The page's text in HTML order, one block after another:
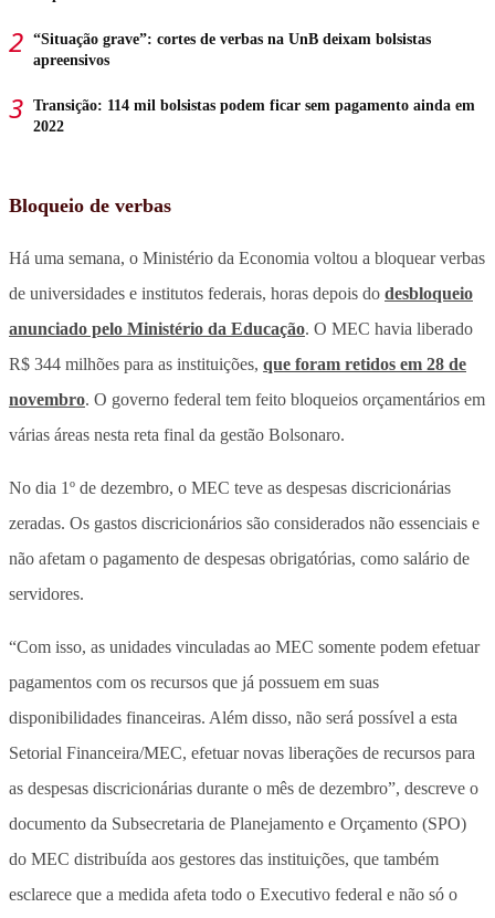
“Situação grave”: cortes de verbas na UnB deixam bolsistas
apreensivos
Transição: 114 mil bolsistas podem ficar sem pagamento ainda em
2022
Bloqueio de verbas
Há uma semana, o Ministério da Economia voltou a bloquear verbas
de universidades e institutos federais, horas depois do desbloqueio
anunciado pelo Ministério da Educação. O MEC havia liberado
R$ 344 milhões para as instituições, que foram retidos em 28 de
novembro. O governo federal tem feito bloqueios orçamentários em
várias áreas nesta reta final da gestão Bolsonaro.
No dia 1º de dezembro, o MEC teve as despesas discricionárias
zeradas. Os gastos discricionários são considerados não essenciais e
não afetam o pagamento de despesas obrigatórias, como salário de
servidores.
“Com isso, as unidades vinculadas ao MEC somente podem efetuar
pagamentos com os recursos que já possuem em suas
disponibilidades financeiras. Além disso, não será possível a esta
Setorial Financeira/MEC, efetuar novas liberações de recursos para
as despesas discricionárias durante o mês de dezembro”, descreve o
documento da Subsecretaria de Planejamento e Orçamento (SPO)
do MEC distribuída aos gestores das instituições, que também
esclarece que a medida afeta todo o Executivo federal e não só o